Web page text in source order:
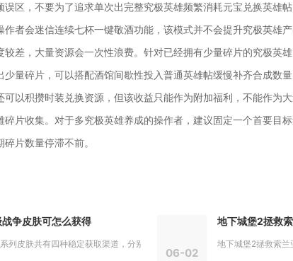
误区，不要为了追求单次出完整究极英雄频繁消耗元宝兑换英雄
者会迷信连续七杯一键敬酒功能，该模式并不会提升究极英雄
差，大量资源会一次性浪费。针对已经拥有少量碎片的究极英
量碎片，可以搭配酒馆间歇性投入普通英雄帖缓慢补齐合成数
以积攒时装兑换资源，但该收益只能作为附加福利，不能作为
片收集。对于多究极英雄养成的操作者，建议固定一个首要目
片数量停滞不前。
争皮肤可怎么获得
列皮肤共有四种稳定获取渠道，分别是限时登...
06-02
地下城堡2拯救
地下城堡2拯救索兰